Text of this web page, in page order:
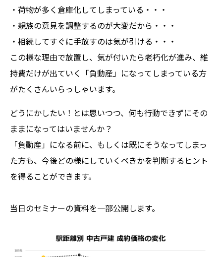
・荷物が多く倉庫化してしまっている・・・
・親族の意見を調整するのが大変だから・・・
・相続してすぐに手放すのは気が引ける・・・
この様な理由で放置し、気が付いたら老朽化が進み、維
持費だけが出ていく「負動産」になってしまっている方
がたくさんいらっしゃいます。
どうにかしたい！とは思いつつ、何も行動できずにその
ままになってはいませんか？
「負動産」になる前に、もしくは既にそうなってしまっ
た方も、今後どの様にしていくべきかを判断するヒント
を得ることができます。
当日のセミナーの資料を一部公開します。